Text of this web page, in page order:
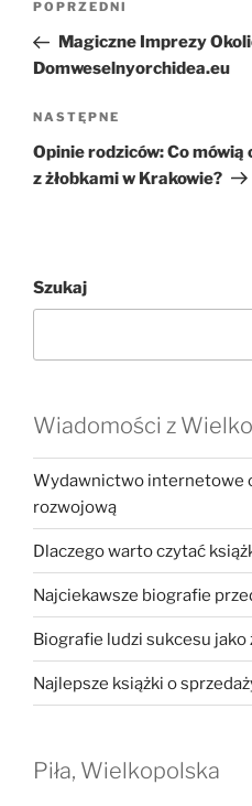
Poprzedni
wpis
POPRZEDNI
Magiczne Imprezy
Domweselnyorchidea.eu
Następny
wpis
NASTĘPNE
Opinie rodziców: Co
z żłobkami w Krakowie?
Szukaj
Wiadomości z
Wydawnictwo internetowe
rozwojową
Dlaczego warto czytać
Najciekawsze biografie
Biografie ludzi sukcesu jako
Najlepsze książki o
Piła, Wielkopolska